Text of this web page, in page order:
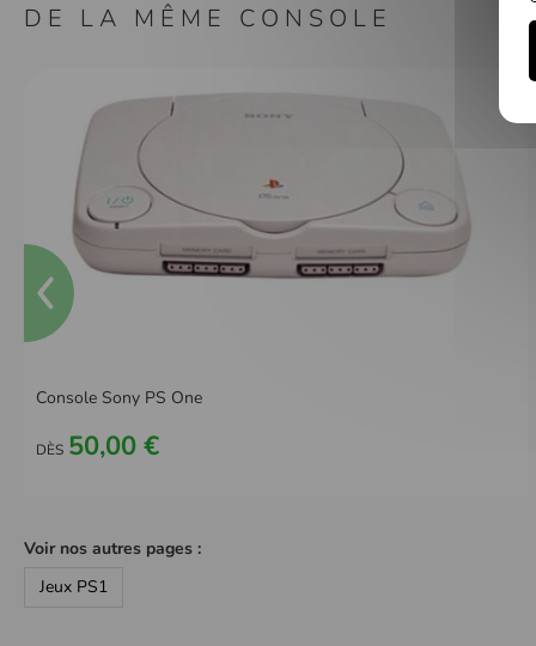
DE LA MÊME CONSOLE
Console Sony PS One
DÈS 50,00 €
Voir nos autres pages :
Jeux PS1